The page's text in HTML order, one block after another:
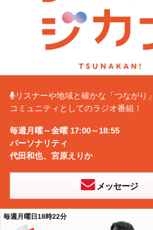
リスナーや地域と確かな「つながり
コミュニティとしてのラジオ番組！
毎週月曜～金曜 17:00～18:55
パーソナリティ
代田和也、 宮原えりか
メッセージ
毎週月曜日18時22分